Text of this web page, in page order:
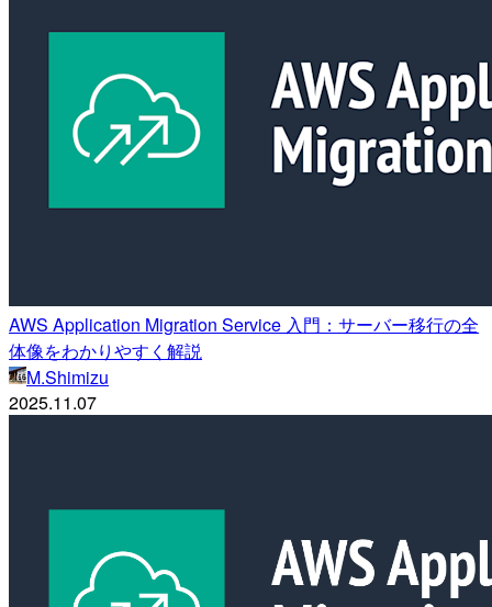
AWS Application Migration Service 入門：サーバー移行の全
体像をわかりやすく解説
M.Shimizu
2025.11.07